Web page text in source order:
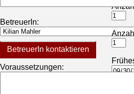
BetreuerIn:
BetreuerIn kontaktieren
Voraussetzungen: